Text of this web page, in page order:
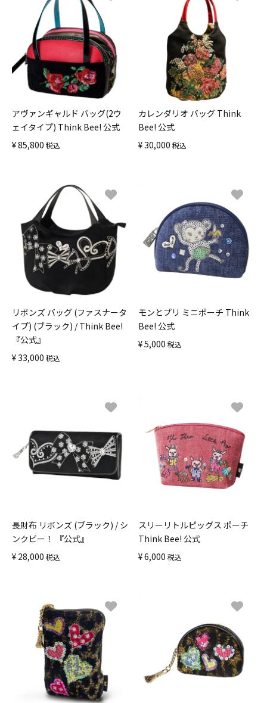
アヴァンギャルド バッグ(2ウ
ェイタイプ) Think Bee! 公式
¥85,800 税込
カレンダリオ バッグ Think
Bee! 公式
¥30,000 税込
リボンズ バッグ (ファスナータ
イプ) (ブラック) / Think Bee!
『公式』
¥33,000 税込
モンとプリ ミニポーチ Think
Bee! 公式
¥5,000 税込
長財布 リボンズ (ブラック) / シ
ンクビー！ 『公式』
¥ 28,000 税込
スリーリトルピッグス ポーチ
Think Bee! 公式
¥6,000 税込